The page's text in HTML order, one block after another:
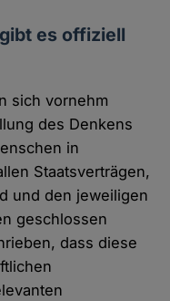
es offiziell
sich vornehm
des Denkens
in
Staatsverträgen,
und den jeweiligen
geschlossen
dass diese